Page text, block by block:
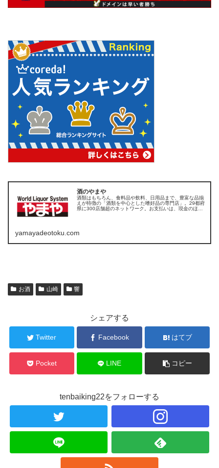
酒のやまや
酒類はもちろん、食料品や飲料、日用品まで、豊富な品揃
えが特徴の「酒類を中心とした嗜好品の専門店」。29都府
県に300店舗超のネットワーク。お支払いは、現金のほ
yamayadeotoku.com
お酒 山崎 響
シェアする
Twitter Facebook はてブ
Pocket LINE コピー
tenbaiking22をフォローする